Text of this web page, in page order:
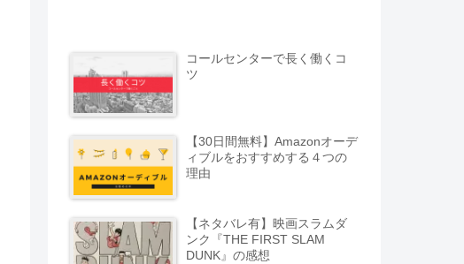
コールセンターで長く働くコ
ツ
【30日間無料】Amazonオーデ
ィブルをおすすめする４つの
理由
【ネタバレ有】映画スラムダ
ンク『THE FIRST SLAM
DUNK』の感想